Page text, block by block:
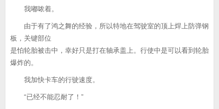
我嘟哝着。
由于有了鸿之舞的经验，所以特地在驾驶室的顶上焊上防弹钢
板，关键部位
是怕轮胎被击中，幸好只是打在轴承盖上。行使中是可以看到轮胎
爆炸的。
我加快卡车的行驶速度。
“已经不能忍耐了！”